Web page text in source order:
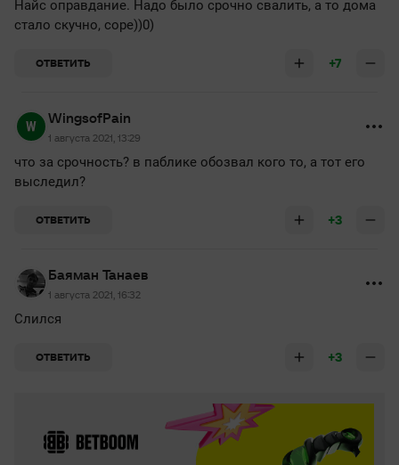
Найс оправдание. Надо было срочно свалить, а то дома
стало скучно, соре))0)
ОТВЕТИТЬ +7
WingsofPain
1 августа 2021, 13:29
что за срочность? в паблике обозвал кого то, а тот его
выследил?
ОТВЕТИТЬ +3
Баяман Танаев
1 августа 2021, 16:32
Слился
ОТВЕТИТЬ +3